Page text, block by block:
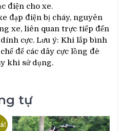
điện cho xe.
đạp điện bị cháy, nguyên
xe, liên quan trực tiếp đến
cực. Lưu ý: Khi lắp bình
để các dây cực lồng đè
khi sử dụng.
tự